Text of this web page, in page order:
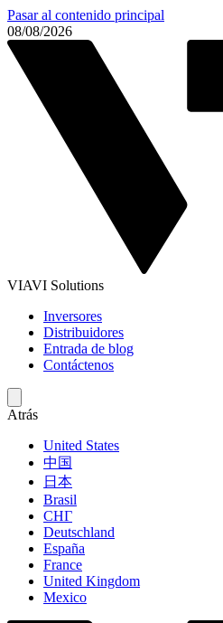
Pasar al contenido principal
08/08/2026
VIAVI Solutions
Inversores
Distribuidores
Entrada de blog
Contáctenos
Atrás
United States
中国
日本
Brasil
СНГ
Deutschland
España
France
United Kingdom
Mexico